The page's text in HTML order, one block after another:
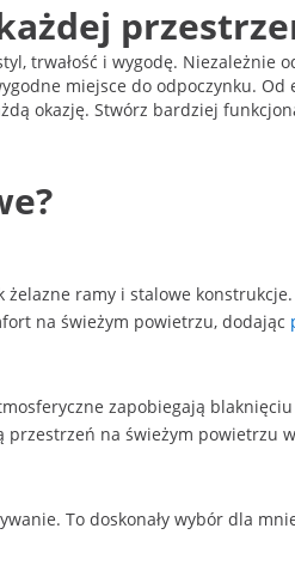
trwałość i wygodę. Niezależnie
miejsce do odpoczynku.
okazję. Stwórz bardziej
ramy i stalowe
na świeżym powietrzu, dodając
zapobiegają
na świeżym powietrzu
To doskonały wybór dla